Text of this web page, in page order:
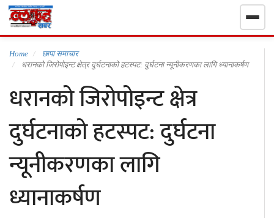
गृहपृष्ठ
निर्वाचन खबर
समाचार
राजनीति
राष्ट्रिय
Home
छापा समाचार
धरानको जिरोपोइन्ट क्षेत्र दुर्घटनाको हटस्पट: दुर्घटना न्यूनीकरणका लागि ध्यानाकर्षण
धरानको जिरोपोइन्ट क्षेत्र
दुर्घटनाको हटस्पट: दुर्घटना
न्यूनीकरणका लागि
ध्यानाकर्षण